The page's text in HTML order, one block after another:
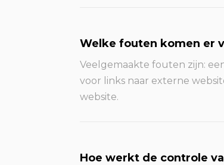
Welke fouten komen er
Veelgemaakte fouten zijn:
voor links naar externe
website.
Hoe werkt de controle